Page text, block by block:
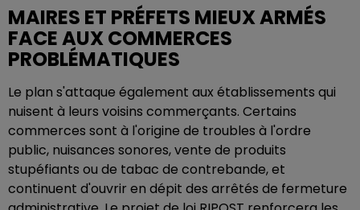
MAIRES ET PRÉFETS MIEUX ARMÉS
FACE AUX COMMERCES
PROBLÉMATIQUES
Le plan s'attaque également aux établissements qui
nuisent à leurs voisins commerçants. Certains
commerces sont à l'origine de troubles à l'ordre
public, nuisances sonores, vente de produits
stupéfiants ou de tabac de contrebande, et
continuent d'ouvrir en dépit des arrêtés de fermeture